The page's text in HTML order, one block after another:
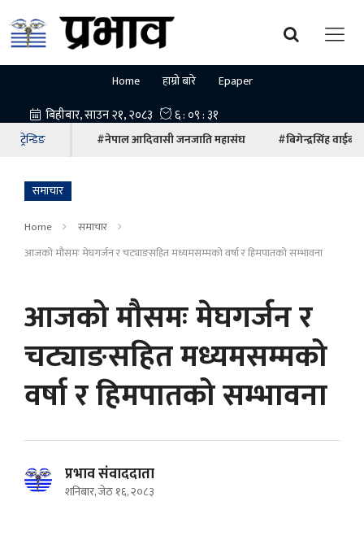
Home हाम्रो बारे Epaper
ट्रेन्डिङ #नेपाल आदिवासी जनजाति महासंघ #बिगेन्द्रसिंह वाईबा
समाचार
Home
समाचार
आजको मौसमः मेघगर्जन र चट्याङसहित मध्यमसम्मको वर्षा र हिमपातको सम्भावना
आजको मौसमः मेघगर्जन र
चट्याङसहित मध्यमसम्मको
वर्षा र हिमपातको सम्भावना
प्रभाव संवाददाता
शनिबार, जेठ १६, २०८३